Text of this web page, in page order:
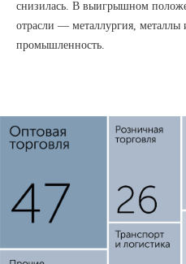
снизилась. В выигрышном
отрасли — металлургия, металлы
промышленность.